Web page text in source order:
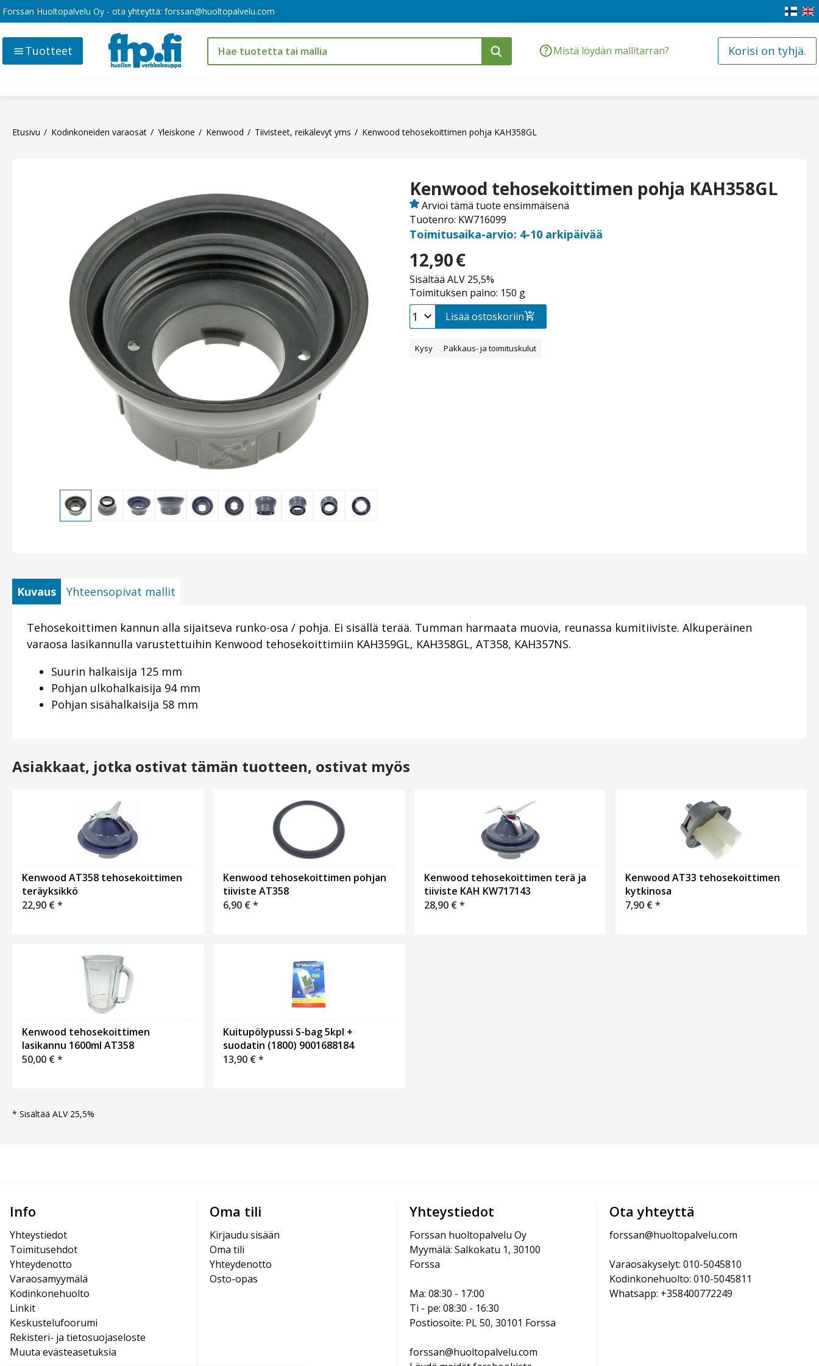
Forssan Huoltopalvelu Oy - ota yhteyttä: forssan@huoltopalvelu.com
Mistä löydän mallitarran? Korisi on tyhjä.
Tuotteet
Etusivu Kodinkoneiden varaosat Yleiskone Kenwood Tiivisteet, reikälevyt yms Kenwood tehosekoittimen pohja KAH358GL
Kenwood tehosekoittimen pohja KAH358GL
Tuotenro: KW716099
Arvioi tämä tuote ensimmäisenä
Toimitusaika-arvio: 4-10 arkipäivää
12,90€
Sisältää ALV 25,5%
Toimituksen paino: 150 g
Lisää ostoskoriin
Kysy Pakkaus- ja toimituskulut
Kuvaus Yhteensopivat mallit
Tehosekoittimen kannun alla sijaitseva runko-osa / pohja. Ei sisällä terää. Tumman harmaata muovia, reunassa kumitiiviste. Alkuperäinen
varaosa lasikannulla varustettuihin Kenwood tehosekoittimiin KAH359GL, KAH358GL, AT358, KAH357NS.
Suurin halkaisija 125 mm
Pohjan ulkohalkaisija 94 mm
Pohjan sisähalkaisija 58 mm
Asiakkaat, jotka ostivat tämän tuotteen, ostivat myös
Kenwood AT358 tehosekoittimen
teräyksikkö
22,90 €*
Kenwood tehosekoittimen pohjan
tiiviste AT358
6,90 €*
Kenwood tehosekoittimen terä ja
tiiviste KAH KW717143
28,90 €*
Kenwood AT33 tehosekoittimen
kytkinosa
7,90 €*
Kenwood tehosekoittimen
lasikannu 1600ml AT358
50,00 €*
Kuitupölypussi S-bag 5kpl +
suodatin (1800) 9001688184
13,90 €*
* Sisältää ALV 25,5%
Info
Yhteystiedot
Toimitusehdot
Yhteydenotto
Varaosamyymälä
Kodinkonehuolto
Linkit
Keskustelufoorumi
Rekisteri- ja tietosuojaseloste
Muuta evästeasetuksia
Oma tili
Kirjaudu sisään
Oma tili
Yhteydenotto
Osto-opas
Yhteystiedot
Forssan huoltopalvelu Oy
Myymälä: Salkokatu 1, 30100
Forssa
Ma: 08:30 - 17:00
Ti - pe: 08:30 - 16:30
Postiosoite: PL 50, 30101 Forssa
forssan@huoltopalvelu.com
Ota yhteyttä
forssan@huoltopalvelu.com
Varaosakyselyt: 010-5045810
Kodinkonehuolto: 010-5045811
Whatsapp: +358400772249